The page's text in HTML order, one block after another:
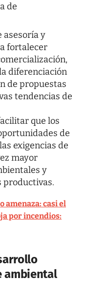
de
asesoría y
fortalecer
diferenciación
de propuestas
tendencias de
que los
de
exigencias de
mayor
y
productivas.
amenaza: casi el
por incendios:
ambiental